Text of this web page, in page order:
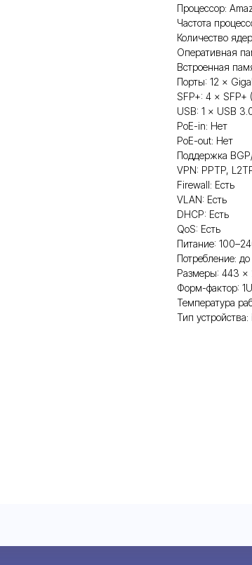
Процессор:
Частота
Количество
Оперативная
Встроенная
Порты: 12 ×
SFP+: 4 × SFP+
USB: 1 × USB
PoE-in: Нет
PoE-out: Нет
Поддержка
VPN: PPTP,
Firewall: Есть
VLAN: Есть
DHCP: Есть
QoS: Есть
Питание:
Потребление:
Размеры: 443
Форм-фактор:
Температура
Тип